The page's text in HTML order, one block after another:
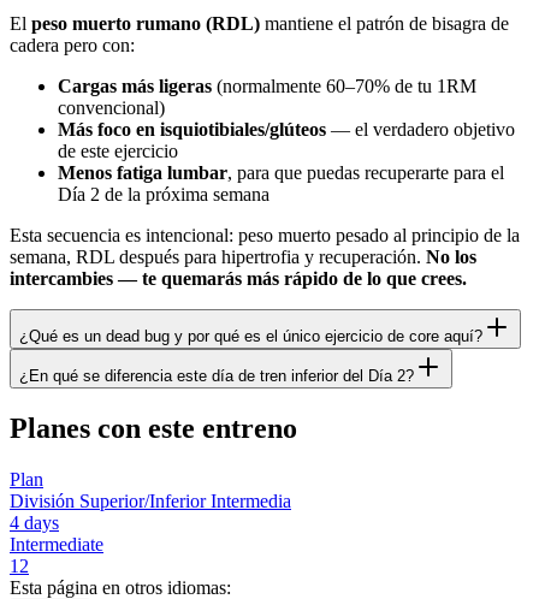
El peso muerto rumano (RDL) mantiene el patrón de bisagra de
cadera pero con:
Cargas más ligeras (normalmente 60–70% de tu 1RM
convencional)
Más foco en isquiotibiales/glúteos — el verdadero objetivo
de este ejercicio
Menos fatiga lumbar, para que puedas recuperarte para el
Día 2 de la próxima semana
Esta secuencia es intencional: peso muerto pesado al principio de la
semana, RDL después para hipertrofia y recuperación. No los
intercambies — te quemarás más rápido de lo que crees.
¿Qué es un dead bug y por qué es el único ejercicio de core aquí?
¿En qué se diferencia este día de tren inferior del Día 2?
Planes con este entreno
Plan
División Superior/Inferior Intermedia
4 days
Intermediate
12
Esta página en otros idiomas: